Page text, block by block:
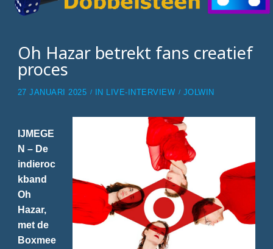
Oh Hazar betrekt fans creatief
proces
27 JANUARI 2025 IN LIVE-INTERVIEW JOLWIN
IJMEGE
N – De
indieroc
kband
Oh
Hazar,
met de
Boxmee